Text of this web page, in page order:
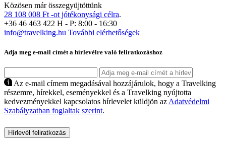
Közösen már összegyüjtöttünk
28 108 008 Ft -ot jótékonysági célra.
+36 46 463 422 H - P: 8:00 - 16:30
info@travelking.hu További elérhetőségek
Adja meg e-mail címét a hírlevélre való feliratkozáshoz
Az e-mail címem megadásával hozzájárulok, hogy a Travelking
részemre, hírekkel, eseményekkel és a Travelking nyújtotta
kedvezményekkel kapcsolatos hírlevelet küldjön az Adatvédelmi
Szabályzatban foglaltak szerint.
Hírlevél feliratkozás